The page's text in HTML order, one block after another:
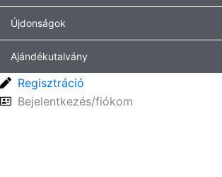
Újdonságok
Ajándékutalvány
Regisztráció
Bejelentkezés/fiókom